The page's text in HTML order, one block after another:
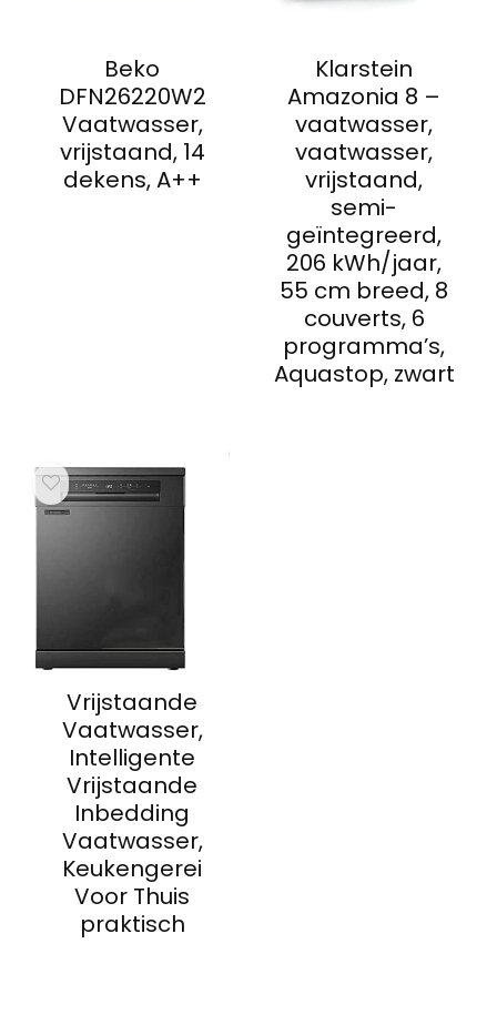
Beko
DFN26220W2
Vaatwasser,
vrijstaand, 14
dekens, A++
Klarstein
Amazonia 8 –
vaatwasser,
vaatwasser,
vrijstaand,
semi-
geïntegreerd,
206 kWh/jaar,
55 cm breed, 8
couverts, 6
programma’s,
Aquastop, zwart
Vrijstaande
Vaatwasser,
Intelligente
Vrijstaande
Inbedding
Vaatwasser,
Keukengerei
Voor Thuis
praktisch